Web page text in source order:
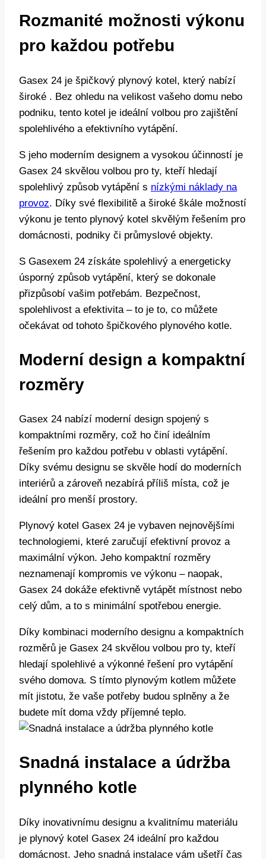
Rozmanité možnosti výkonu
pro každou potřebu
Gasex 24 je špičkový plynový kotel, který nabízí
široké . Bez ohledu na velikost vašeho domu nebo
podniku, tento kotel je ideální volbou pro zajištění
spolehlivého a efektivního vytápění.
S jeho moderním designem a vysokou účinností je
Gasex 24 skvělou volbou pro ty, kteří hledají
spolehlivý způsob vytápění s nízkými náklady na
provoz. Díky své flexibilitě a široké škále možností
výkonu je tento plynový kotel skvělým řešením pro
domácnosti, podniky či průmyslové objekty.
S Gasexem 24 získáte spolehlivý a energeticky
úsporný způsob vytápění, který se dokonale
přizpůsobí vašim potřebám. Bezpečnost,
spolehlivost a efektivita – to je to, co můžete
očekávat od tohoto špičkového plynového kotle.
Moderní design a kompaktní
rozměry
Gasex 24 nabízí moderní design spojený s
kompaktními rozměry, což ho činí ideálním
řešením pro každou potřebu v oblasti vytápění.
Díky svému designu se skvěle hodí do moderních
interiérů a zároveň nezabírá příliš místa, což je
ideální pro menší prostory.
Plynový kotel Gasex 24 je vybaven nejnovějšími
technologiemi, které zaručují efektivní provoz a
maximální výkon. Jeho kompaktní rozměry
neznamenají kompromis ve výkonu – naopak,
Gasex 24 dokáže efektivně vytápět místnost nebo
celý dům, a to s minimální spotřebou energie.
Díky kombinaci moderního designu a kompaktních
rozměrů je Gasex 24 skvělou volbou pro ty, kteří
hledají spolehlivé a výkonné řešení pro vytápění
svého domova. S tímto plynovým kotlem můžete
mít jistotu, že vaše potřeby budou splněny a že
budete mít doma vždy příjemné teplo.
Snadná instalace a údržba
plynného kotle
Díky inovativnímu designu a kvalitnímu materiálu
je plynový kotel Gasex 24 ideální pro každou
domácnost. Jeho snadná instalace vám ušetří čas